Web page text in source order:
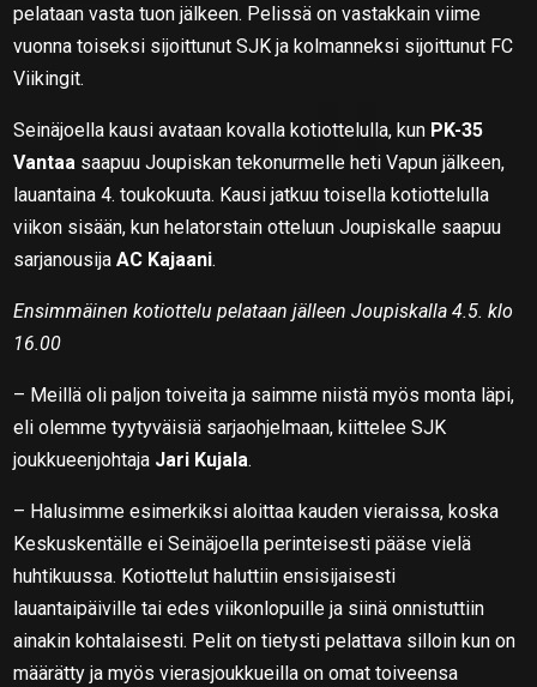
pelataan vasta tuon jälkeen. Pelissä on vastakkain viime
vuonna toiseksi sijoittunut SJK ja kolmanneksi sijoittunut FC
Viikingit.
Seinäjoella kausi avataan kovalla kotiottelulla, kun PK-35
Vantaa saapuu Joupiskan tekonurmelle heti Vapun jälkeen,
lauantaina 4. toukokuuta. Kausi jatkuu toisella kotiottelulla
viikon sisään, kun helatorstain otteluun Joupiskalle saapuu
sarjanousijaAC Kajaani.
Ensimmäinen kotiottelu pelataan jälleen Joupiskalla 4.5. klo
16.00
– Meillä oli paljon toiveita ja saimme niistä myös monta läpi,
eli olemme tyytyväisiä sarjaohjelmaan, kiittelee SJK
joukkueenjohtaja Jari Kujala.
– Halusimme esimerkiksi aloittaa kauden vieraissa, koska
Keskuskentälle ei Seinäjoella perinteisesti pääse vielä
huhtikuussa. Kotiottelut haluttiin ensisijaisesti
lauantaipäiville tai edes viikonlopuille ja siinä onnistuttiin
ainakin kohtalaisesti. Pelit on tietysti pelattava silloin kun on
määrätty ja myös vierasjoukkueilla on omat toiveensa